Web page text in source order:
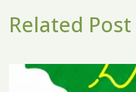
Related Post